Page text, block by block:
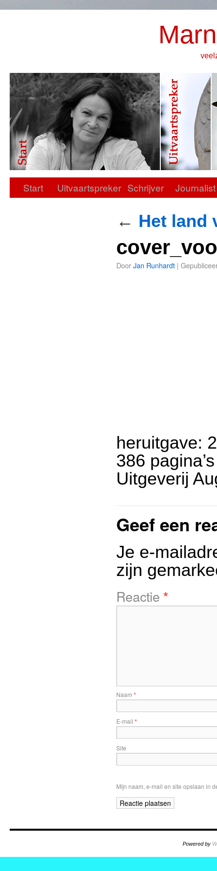
Start Uitvaartspreker Schrijver Journalist
← Het land
DoorJan Runhardt |
heruitgave:
386 pagina’s
Uitgeverij
Geef een
Je e-
zijn
Reactie *
Naam *
E-mail *
Site
Mijn naam, e-mail en site opslaan in
Powered by